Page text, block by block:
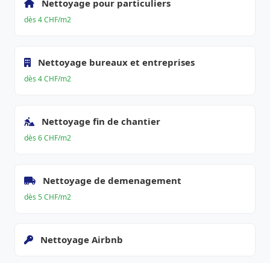
Nettoyage pour particuliers
dès 4 CHF/m2
Nettoyage bureaux et entreprises
dès 4 CHF/m2
Nettoyage fin de chantier
dès 6 CHF/m2
Nettoyage de demenagement
dès 5 CHF/m2
Nettoyage Airbnb